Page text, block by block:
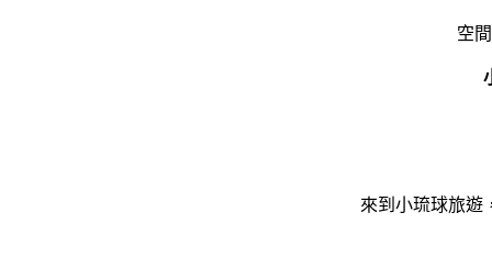
空
來到小琉球旅遊